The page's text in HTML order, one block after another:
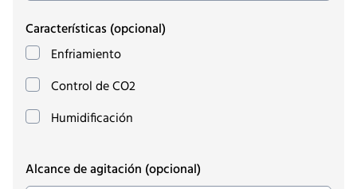
Características(opcional)
Enfriamiento
Control de CO2
Humidificación
Alcance de agitación (opcional)